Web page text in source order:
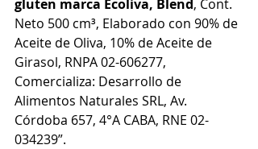
gluten marca Ecoliva, Blend, Cont.
Neto 500 cm³, Elaborado con 90% de
Aceite de Oliva, 10% de Aceite de
Girasol, RNPA 02-606277,
Comercializa: Desarrollo de
Alimentos Naturales SRL, Av.
Córdoba 657, 4°A CABA, RNE 02-
034239”.